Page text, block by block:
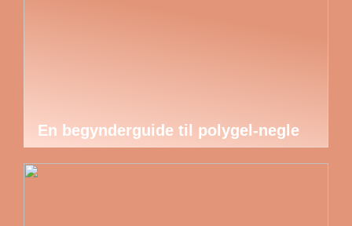
En begynderguide til polygel-negle